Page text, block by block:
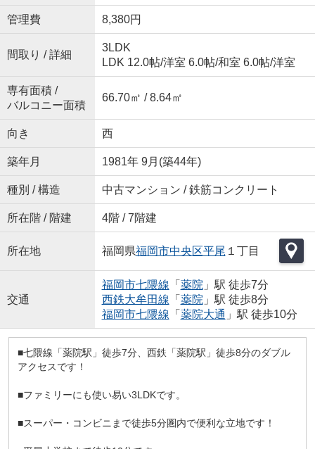
管理費 8,380円
間取り / 詳細
3LDK
LDK 12.0帖/洋室 6.0帖/和室 6.0帖/洋室
専有面積 /
バルコニー面積
66.70㎡ / 8.64㎡
向き 西
築年月 1981年 9月(築44年)
種別 / 構造 中古マンション / 鉄筋コンクリート
所在階 / 階建 4階 / 7階建
所在地 福岡県福岡市中央区平尾 １丁目
交通
福岡市七隈線 「 薬院 」駅 徒歩7分
西鉄大牟田線 「 薬院 」駅 徒歩8分
福岡市七隈線 「 薬院大通 」駅 徒歩10分
■七隈線「薬院駅」徒歩7分、西鉄「薬院駅」徒歩8分のダブル
アクセスです！
■ファミリーにも使い易い3LDKです。
■スーパー・コンビニまで徒歩5分圏内で便利な立地です！